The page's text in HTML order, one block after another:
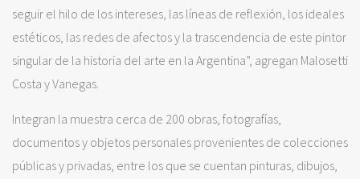
seguir el hilo de los intereses, las líneas de reflexión, los ideales
estéticos, las redes de afectos y la trascendencia de este pintor
singular de la historia del arte en la Argentina”, agregan Malosetti
Costa y Vanegas.
Integran la muestra cerca de 200 obras, fotografías,
documentos y objetos personales provenientes de colecciones
públicas y privadas, entre los que se cuentan pinturas, dibujos,